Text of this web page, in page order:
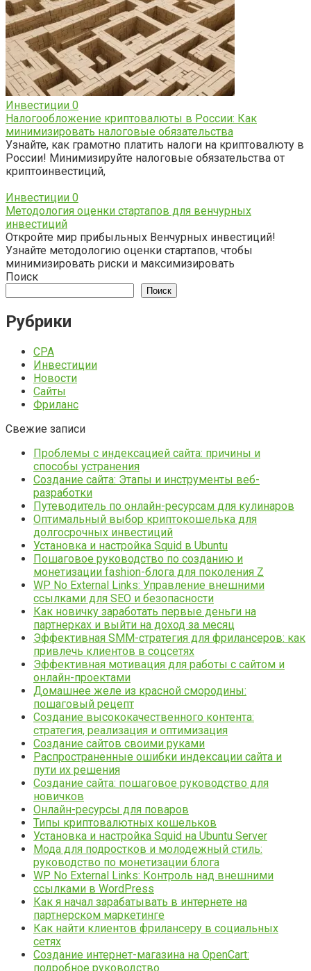
Инвестиции 0
Налогообложение криптовалюты в России: Как
минимизировать налоговые обязательства
Узнайте, как грамотно платить налоги на криптовалюту в
России! Минимизируйте налоговые обязательства от
криптоинвестиций,
Инвестиции 0
Методология оценки стартапов для венчурных
инвестиций
Откройте мир прибыльных Венчурных инвестиций!
Узнайте методологию оценки стартапов, чтобы
минимизировать риски и максимизировать
Поиск
Поиск
Рубрики
CPA
Инвестиции
Новости
Сайты
Фриланс
Свежие записи
Проблемы с индексацией сайта: причины и
способы устранения
Создание сайта: Этапы и инструменты веб-
разработки
Путеводитель по онлайн-ресурсам для кулинаров
Оптимальный выбор криптокошелька для
долгосрочных инвестиций
Установка и настройка Squid в Ubuntu
Пошаговое руководство по созданию и
монетизации fashion-блога для поколения Z
WP No External Links: Управление внешними
ссылками для SEO и безопасности
Как новичку заработать первые деньги на
партнерках и выйти на доход за месяц
Эффективная SMM-стратегия для фрилансеров: как
привлечь клиентов в соцсетях
Эффективная мотивация для работы с сайтом и
онлайн-проектами
Домашнее желе из красной смородины:
пошаговый рецепт
Создание высококачественного контента:
стратегия, реализация и оптимизация
Создание сайтов своими руками
Распространенные ошибки индексации сайта и
пути их решения
Создание сайта: пошаговое руководство для
новичков
Онлайн-ресурсы для поваров
Типы криптовалютных кошельков
Установка и настройка Squid на Ubuntu Server
Мода для подростков и молодежный стиль:
руководство по монетизации блога
WP No External Links: Контроль над внешними
ссылками в WordPress
Как я начал зарабатывать в интернете на
партнерском маркетинге
Как найти клиентов фрилансеру в социальных
сетях
Создание интернет-магазина на OpenCart:
подробное руководство